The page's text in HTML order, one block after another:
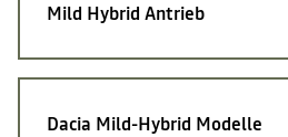
Mild Hybrid Antrieb
Dacia Mild-Hybrid Modelle